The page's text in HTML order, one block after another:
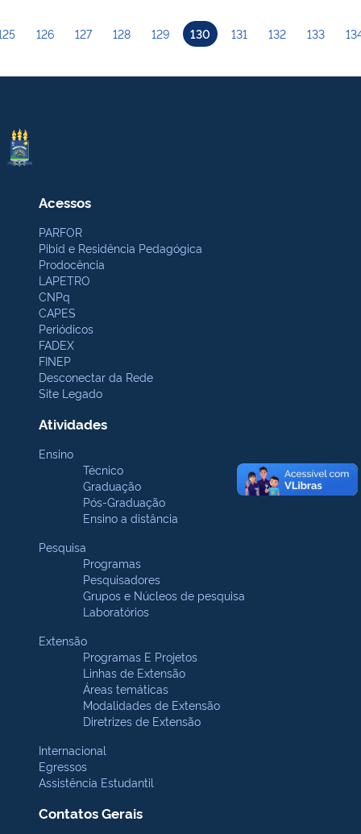
126 127 128 129 130 131 132 133
Acessos
PARFOR
Pibid e Residência Pedagógica
Prodocência
LAPETRO
CNPq
CAPES
Periódicos
FADEX
FINEP
Desconectar da Rede
Site Legado
Atividades
Ensino
Técnico
Graduação
Pós-Graduação
Ensino a distância
Pesquisa
Programas
Pesquisadores
Grupos e Núcleos de pesquisa
Laboratórios
Extensão
Programas E Projetos
Linhas de Extensão
Áreas temáticas
Modalidades de Extensão
Diretrizes de Extensão
Internacional
Egressos
Assistência Estudantil
Contatos Gerais